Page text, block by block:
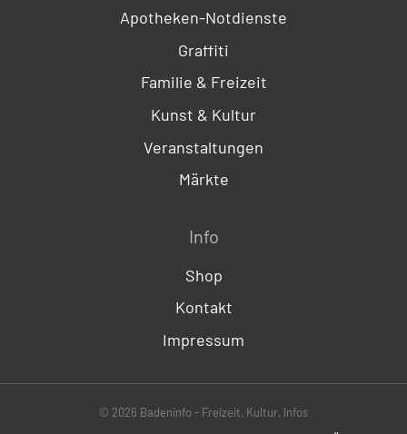
Apotheken-Notdienste
Graffiti
Familie & Freizeit
Kunst & Kultur
Veranstaltungen
Märkte
Info
Shop
Kontakt
Impressum
© 2026 Badeninfo - Freizeit, Kultur, Infos